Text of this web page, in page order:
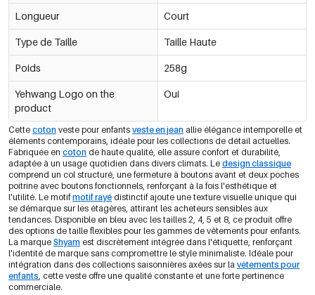
Longueur Court
Type de Taille Taille Haute
Poids 258g
Yehwang Logo on the
product
Oui
Cette coton veste pour enfants veste en jean allie élégance intemporelle et
éléments contemporains, idéale pour les collections de détail actuelles.
Fabriquée en coton de haute qualité, elle assure confort et durabilité,
adaptée à un usage quotidien dans divers climats. Le design classique
comprend un col structuré, une fermeture à boutons avant et deux poches
poitrine avec boutons fonctionnels, renforçant à la fois l'esthétique et
l'utilité. Le motifmotif rayé distinctif ajoute une texture visuelle unique qui
se démarque sur les étagères, attirant les acheteurs sensibles aux
tendances. Disponible en bleu avec les tailles 2, 4, 5 et 8, ce produit offre
des options de taille flexibles pour les gammes de vêtements pour enfants.
La marque Shyam est discrètement intégrée dans l'étiquette, renforçant
l'identité de marque sans compromettre le style minimaliste. Idéale pour
intégration dans des collections saisonnières axées sur la vêtements pour
enfants, cette veste offre une qualité constante et une forte pertinence
commerciale.